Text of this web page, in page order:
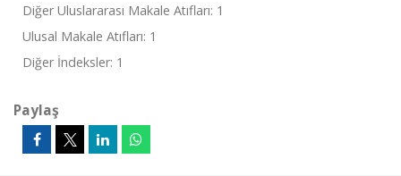
Diğer Uluslararası Makale Atıfları: 1
Ulusal Makale Atıfları: 1
Diğer İndeksler: 1
Paylaş